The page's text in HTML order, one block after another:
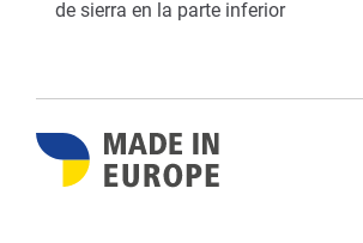
de sierra en la parte inferior